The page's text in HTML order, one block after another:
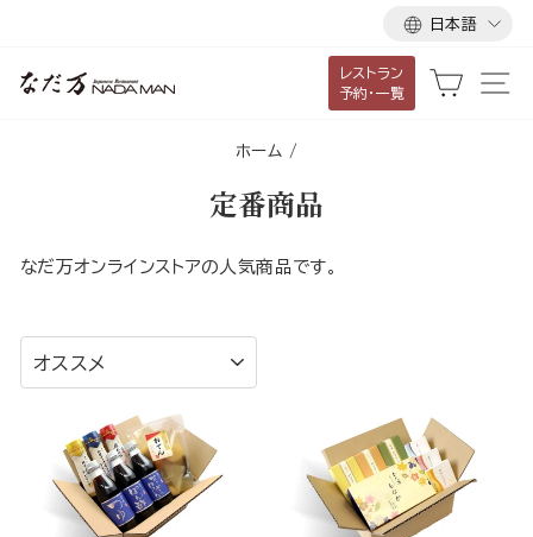
言
語
日本語
レストラン
予約・一覧
カート
ホーム /
定番商品
なだ万オンラインストアの人気商品です。
べ